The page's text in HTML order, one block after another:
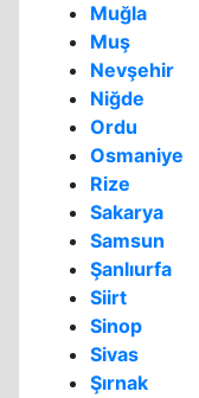
Muğla
Muş
Nevşehir
Niğde
Ordu
Osmaniye
Rize
Sakarya
Samsun
Şanlıurfa
Siirt
Sinop
Sivas
Şırnak